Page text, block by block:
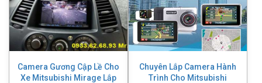
Camera Gương Cập Lề Cho
Xe Mitsubishi Mirage Lắp
Chuyên Lắp Camera Hành
Trình Cho Mitsubishi